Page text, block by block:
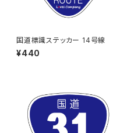
国道標識ステッカー 14号線
¥440